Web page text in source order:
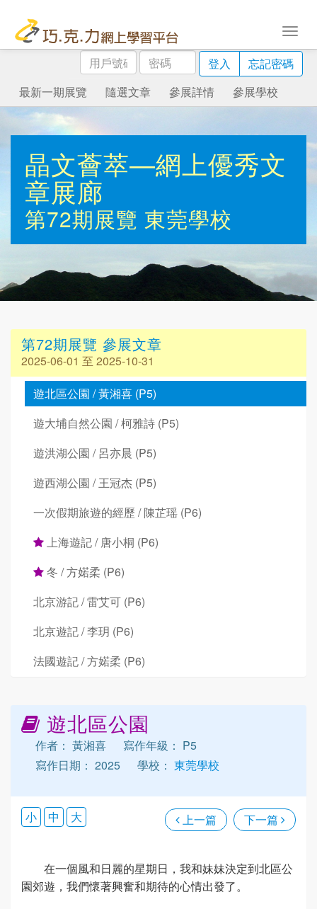
用
戶
號
碼
密
碼
登入
忘記密碼
最新一期展覽
隨選文章 參展詳情 參展學校
晶文薈萃—網上優秀文
章展廊
第72期展覽 東莞學校
第72期展覽 參展文章
2025-06-01 至 2025-10-31
遊北區公園 / 黃湘喜 (P5)
遊大埔自然公園 / 柯雅詩 (P5)
遊洪湖公園 / 呂亦晨 (P5)
遊西湖公園 / 王冠杰 (P5)
一次假期旅遊的經歷 / 陳芷瑶 (P6)
上海遊記 / 唐小桐 (P6)
冬 / 方婼柔 (P6)
北京游記 / 雷艾可 (P6)
北京遊記 / 李玥 (P6)
法國遊記 / 方婼柔 (P6)
遊北區公園
作者： 黃湘喜
寫作年級： P5
寫作日期： 2025
學校： 東莞學校
上一篇 下一篇
小 中 大
在一個風和日麗的星期日，我和妹妹決定到北區公
園郊遊，我們懷著興奮和期待的心情出發了。